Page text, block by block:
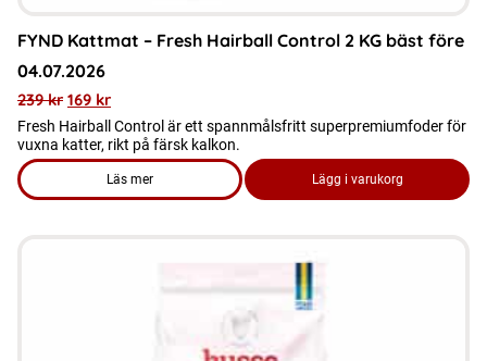
FYND Kattmat – Fresh Hairball Control 2 KG bäst före
04.07.2026
239kr 169 kr
Fresh Hairball Control är ett spannmålsfritt superpremiumfoder för
vuxna katter, rikt på färsk kalkon.
Läs mer
om produkten FYND Kattmat - Fresh Hairball Control 2 KG
Lägg i varukorg